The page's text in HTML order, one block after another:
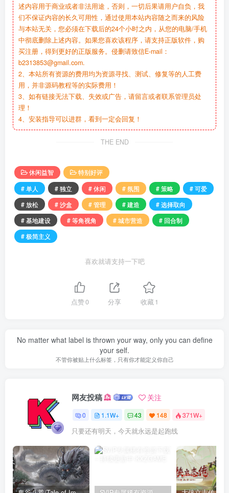
述内容用于商业或者非法用途，否则，一切后果请用户自负，我
们不保证内容的长久可用性，通过使用本站内容随之而来的风险
与本站无关，您必须在下载后的24个小时之内，从您的电脑/手机
中彻底删除上述内容。如果您喜欢该程序，请支持正版软件，购
买注册，得到更好的正版服务。侵删请致信E-mail：
b2313853@gmail.com.
2、本站所有资源的费用均为资源寻找、测试、修复等的人工费
用，并非源码教程等的实际费用！
3、如有链接无法下载、失效或广告，请留言或者联系管理员处
理！
4、安装指导可以进群，看到一定会回复！
THE END
休闲益智
特别好评
# 单人
# 独立 # 休闲 # 氛围 # 策略
# 可爱
# 放松
# 沙盒 # 管理 # 建造
# 选择取向
# 基地建设
# 等角视角 # 城市营造
# 回合制
# 极简主义
喜欢就请支持一下吧
点赞0 分享 收藏1
No matter what label is thrown your way, only you can define
your self.
不管你被贴上什么标签，只有你才能定义你自己
网友投稿 关注
0 1.1W+ 43 148 371W+
只要还有明天，今天就永远是起跑线